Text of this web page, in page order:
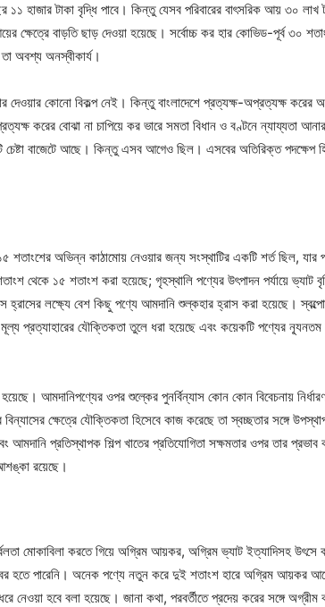
হাজার টাকা বৃদ্ধি পাবে। কিন্তু যেসব পরিবারের বাৎসরিক আয় ৩০ লাখ
বাড়তি ছাড় দেওয়া হয়েছে। সর্বোচ্চ কর হার কোভিড-পূর্ব ৩০
অবশ্য অনস্বীকার্য।
দেওয়ার কোনো বিকল্প নেই। কিন্তু বাংলাদেশে প্রত্যক্ষ-অপ্রত্যক্ষ
করের বোঝা না চাপিয়ে কর ভারে সমতা বিধান ও বণ্টনে ন্যায্যতা
চেষ্টা বাজেটে আছে। কিন্তু এসব আগেও ছিল। এসবের অতিরিক্ত
অভিন্ন কাঠামোয় নেওয়ার জন্য সংস্থাটির একটি শর্ত ছিল, যার
থেকে ১৫ শতাংশ করা হয়েছে; গৃহস্থালি পণ্যের উৎপাদন পর্যায়ে
লক্ষ্যে বেশ কিছু পণ্যে আমদানি শুল্কহার হ্রাস করা হয়েছে।
প্রত্যাহারের যৌক্তিকতা তুলে ধরা হয়েছে এবং কয়েকটি পণ্যের
আমদানিপণ্যের ওপর শুল্কের পুনর্বিন্যাস কোন কোন বিবেচনায়
বিন্যাসের ক্ষেত্রে যৌক্তিকতা হিসেবে কাজ করেছে তা স্বচ্ছতার সঙ্গে
প্রতিস্থাপক শিল্প খাতের প্রতিযোগিতা সক্ষমতার ওপর তার প্রভাব
রয়েছে।
মোকাবিলা করতে গিয়ে অগ্রিম আয়কর, অগ্রিম ভ্যাট ইত্যাদিসহ উৎসে
হতে পারেনি। অনেক পণ্যে নতুন করে দুই শতাংশ হারে অগ্রিম আয়কর
নেওয়া হবে বলা হয়েছে। জানা কথা, পরবর্তীতে প্রদেয় করের সঙ্গে